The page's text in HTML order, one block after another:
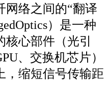
网络之间的“翻译
）是一种
心部件（光引
、交换机芯片）
，缩短信号传输距